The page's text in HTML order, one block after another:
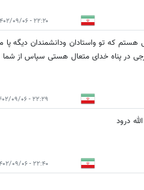
۲۲:۲۰ - ۱۴۰۲/۰۹/۰۶
که تو واستادان ودانشمندان دیگه پا
در پناه خدای متعال هستی سپاس از
۲۲:۲۹ - ۱۴۰۲/۰۹/۰۶
درود
۲۲:۴۰ - ۱۴۰۲/۰۹/۰۶